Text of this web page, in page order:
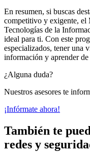
En resumen, si buscas
competitivo y exigente, el
Tecnologías de la
ideal para ti. Con este
especializados, tener una
información y aprender
¿Alguna duda?
Nuestros asesores te
¡Infórmate ahora!
También te
redes y